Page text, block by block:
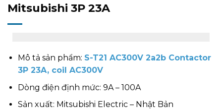
Mitsubishi 3P 23A
Mô tả sản phẩm: S-T21 AC300V 2a2b Contactor
3P 23A, coil AC300V
Dòng điện định mức: 9A – 100A
Sản xuất: Mitsubishi Electric – Nhật Bản